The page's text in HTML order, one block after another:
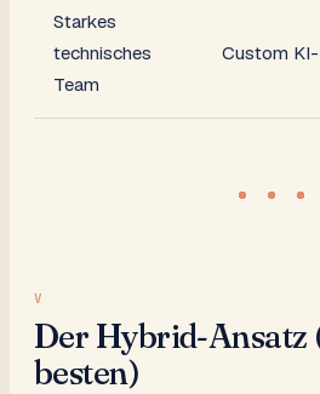
Starkes
technisches
Team
Custom
Der Hybrid-Ansatz
besten)